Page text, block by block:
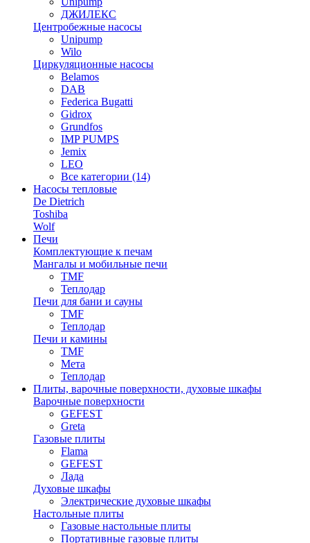
ДЖИЛЕКС
Центробежные насосы
Unipump
Wilo
Циркуляционные насосы
Belamos
DAB
Federica Bugatti
Gidrox
Grundfos
IMP PUMPS
Jemix
LEO
Все категории (14)
Насосы тепловые
De Dietrich
Toshiba
Wolf
Печи
Комплектующие к печам
Мангалы и мобильные печи
TMF
Теплодар
Печи для бани и сауны
TMF
Теплодар
Печи и камины
TMF
Мета
Теплодар
Плиты, варочные поверхности, духовые шкафы
Варочные поверхности
GEFEST
Greta
Газовые плиты
Flama
GEFEST
Лада
Духовые шкафы
Электрические духовые шкафы
Настольные плиты
Газовые настольные плиты
Портативные газовые плиты